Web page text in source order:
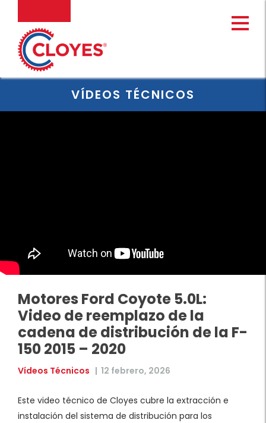
contenido
VÍDEOS TÉCNICOS
Motores Ford Coyote 5.0L:
Video de reemplazo de la
cadena de distribución de la F-
150 2015 – 2020
Vídeos Técnicos | 12 febrero, 2026
Este video técnico de Cloyes cubre la extracción e
instalación del sistema de distribución para los